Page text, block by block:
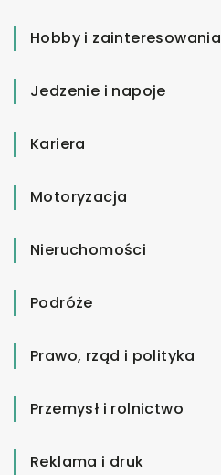
Hobby i zainteresowania
Jedzenie i napoje
Kariera
Motoryzacja
Nieruchomości
Podróże
Prawo, rząd i polityka
Przemysł i rolnictwo
Reklama i druk